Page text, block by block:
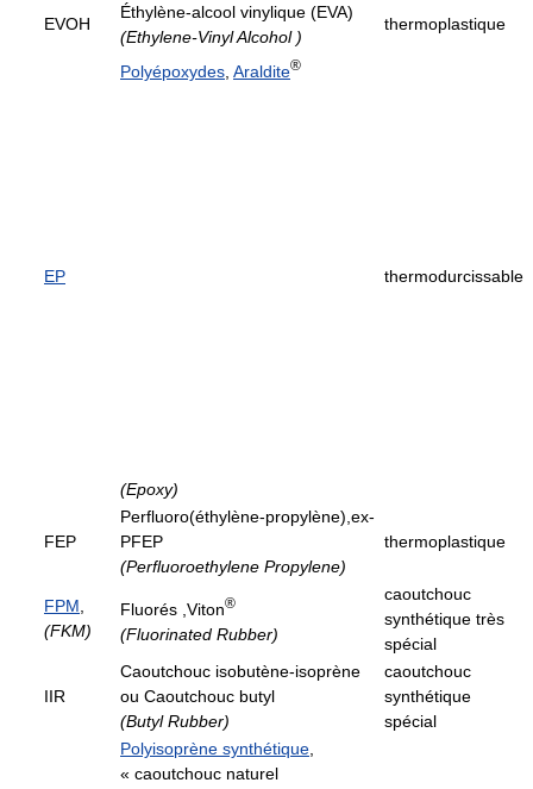
EVOH
Éthylène-alcool vinylique (EVA)
(Ethylene-Vinyl Alcohol )
thermoplastique
EP
Polyépoxydes Araldite®
(Epoxy)
thermodurcissable
FEP
Perfluoro(éthylène-propylène),ex-
PFEP
(Perfluoroethylene Propylene)
thermoplastique
FPM
(FKM)
Fluorés ,Viton®
(Fluorinated Rubber)
caoutchouc
synthétique très
spécial
IIR
Caoutchouc isobutène-isoprène
ou Caoutchouc butyl
(Butyl Rubber)
caoutchouc
synthétique
spécial
Polyisoprène synthétique
« caoutchouc naturel